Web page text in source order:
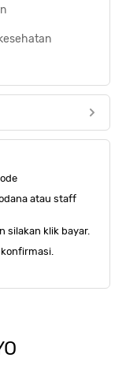
atau staff
silakan klik bayar.